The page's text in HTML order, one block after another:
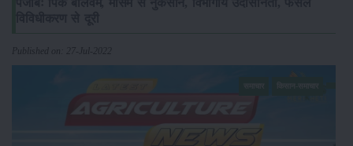
Published on: 27-Jul-2022